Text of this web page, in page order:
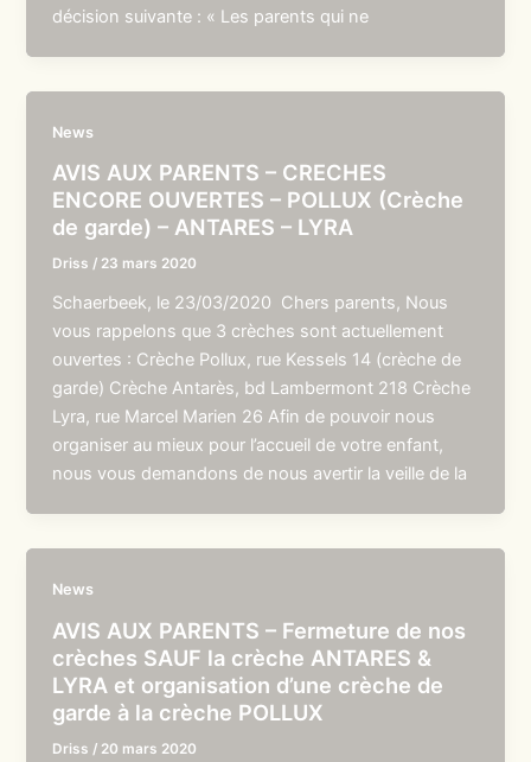
décision suivante : « Les parents qui ne
News
AVIS AUX PARENTS – CRECHES
ENCORE OUVERTES – POLLUX (Crèche
de garde) – ANTARES – LYRA
Driss / 23 mars 2020
Schaerbeek, le 23/03/2020 Chers parents, Nous
vous rappelons que 3 crèches sont actuellement
ouvertes : Crèche Pollux, rue Kessels 14 (crèche de
garde) Crèche Antarès, bd Lambermont 218 Crèche
Lyra, rue Marcel Marien 26 Afin de pouvoir nous
organiser au mieux pour l’accueil de votre enfant,
nous vous demandons de nous avertir la veille de la
News
AVIS AUX PARENTS – Fermeture de nos
crèches SAUF la crèche ANTARES &
LYRA et organisation d’une crèche de
garde à la crèche POLLUX
Driss / 20 mars 2020